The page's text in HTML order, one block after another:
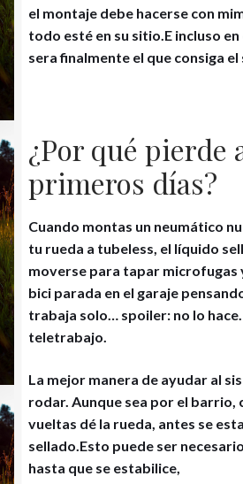
el montaje debe hacerse con
todo esté en su sitio.E incluso
sera finalmente el que consiga
¿Por qué pierde
primeros días?
Cuando montas un neumático
tu rueda a tubeless, el líquido
moverse para tapar microfugas
bici parada en el garaje
trabaja solo… spoiler: no lo hace
teletrabajo.
La mejor manera de ayudar al
rodar. Aunque sea por el barrio,
vueltas dé la rueda, antes se
sellado.Esto puede ser
hasta que se estabilice,